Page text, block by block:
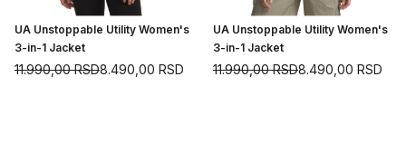
UA Unstoppable Utility Women's
3-in-1 Jacket
8.490,00 RSD
11.990,00RSD
UA Unstoppable Utility Women's
3-in-1 Jacket
8.490,00 RSD
11.990,00RSD